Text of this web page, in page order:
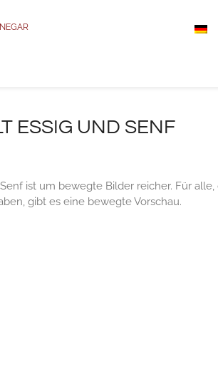
ESSIG UND SENF
ist um bewegte Bilder reicher. Für
gibt es eine bewegte Vorschau.